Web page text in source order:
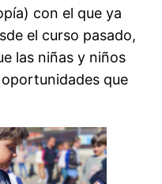
con el que ya
el curso pasado,
las niñas y niños
que